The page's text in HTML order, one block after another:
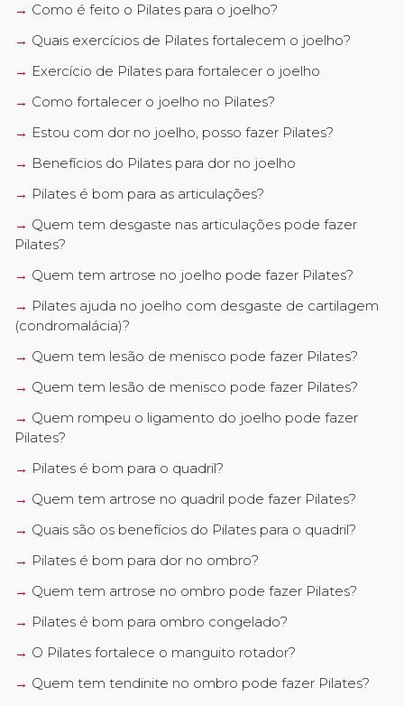
Como é feito o Pilates para o joelho?
Quais exercícios de Pilates fortalecem o joelho?
Exercício de Pilates para fortalecer o joelho
Como fortalecer o joelho no Pilates?
Estou com dor no joelho, posso fazer Pilates?
Benefícios do Pilates para dor no joelho
Pilates é bom para as articulações?
Quem tem desgaste nas articulações pode fazer
Pilates?
Quem tem artrose no joelho pode fazer Pilates?
Pilates ajuda no joelho com desgaste de cartilagem
(condromalácia)?
Quem tem lesão de menisco pode fazer Pilates?
Quem tem lesão de menisco pode fazer Pilates?
Quem rompeu o ligamento do joelho pode fazer
Pilates?
Pilates é bom para o quadril?
Quem tem artrose no quadril pode fazer Pilates?
Quais são os benefícios do Pilates para o quadril?
Pilates é bom para dor no ombro?
Quem tem artrose no ombro pode fazer Pilates?
Pilates é bom para ombro congelado?
O Pilates fortalece o manguito rotador?
Quem tem tendinite no ombro pode fazer Pilates?